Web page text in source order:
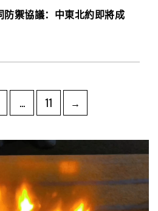
禦協議：中東北約即將成
… Page
11 →